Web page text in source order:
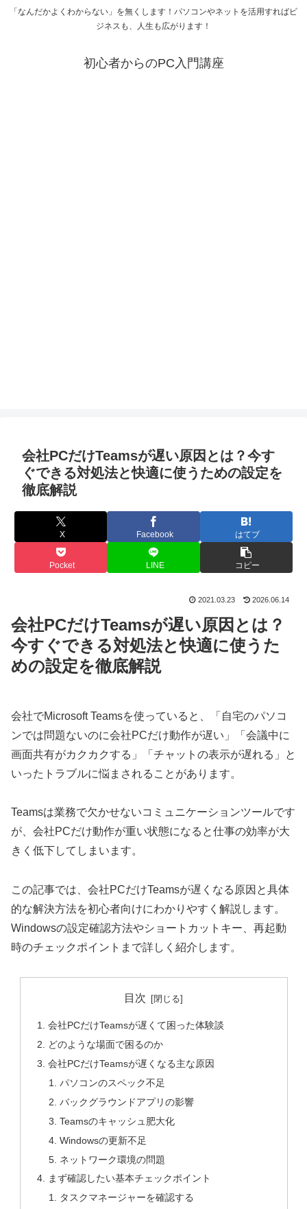
「なんだかよくわからない」を無くします！パソコンやネットを活用すればビ
ジネスも、人生も広がります！
初心者からのPC入門講座
会社PCだけTeamsが遅い原因とは？今す
ぐできる対処法と快適に使うための設定を
徹底解説
X Facebook はてブ
Pocket LINE コピー
2021.03.23 2026.06.14
会社PCだけTeamsが遅い原因とは？
今すぐできる対処法と快適に使うた
めの設定を徹底解説
会社でMicrosoft Teamsを使っていると、「自宅のパソコ
ンでは問題ないのに会社PCだけ動作が遅い」「会議中に
画面共有がカクカクする」「チャットの表示が遅れる」と
いったトラブルに悩まされることがあります。
Teamsは業務で欠かせないコミュニケーションツールです
が、会社PCだけ動作が重い状態になると仕事の効率が大
きく低下してしまいます。
この記事では、会社PCだけTeamsが遅くなる原因と具体
的な解決方法を初心者向けにわかりやすく解説します。
Windowsの設定確認方法やショートカットキー、再起動
時のチェックポイントまで詳しく紹介します。
目次
会社PCだけTeamsが遅くて困った体験談
どのような場面で困るのか
会社PCだけTeamsが遅くなる主な原因
パソコンのスペック不足
バックグラウンドアプリの影響
Teamsのキャッシュ肥大化
Windowsの更新不足
ネットワーク環境の問題
まず確認したい基本チェックポイント
タスクマネージャーを確認する